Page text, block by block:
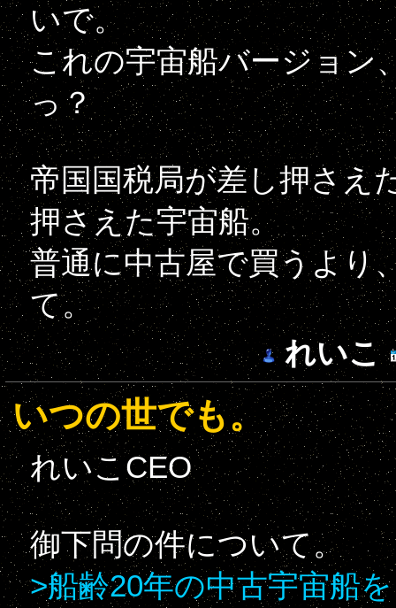
いで。
これの宇宙船バージョン
っ？
帝国国税局が差し押さえ
押さえた宇宙船。
普通に中古屋で買うより
て。
れいこ
いつの世でも。
れいこCEO
御下問の件について。
>船齢20年の中古宇宙船